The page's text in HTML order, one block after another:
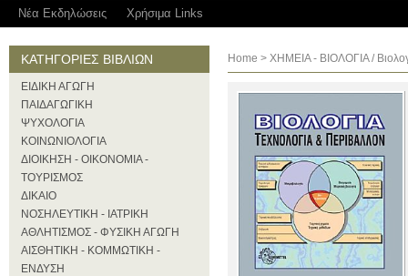
Νέα Eκδηλώσεις Χρήσιμα Links
ΚΑΤΗΓΟΡΙΕΣ ΒΙΒΛΙΩΝ
ΕΙΔΙΚΗ ΑΓΩΓΗ
ΠΑΙΔΑΓΩΓΙΚΗ
ΨΥΧΟΛΟΓΙΑ
ΚΟΙΝΩΝΙΟΛΟΓΙΑ
ΔΙΟΙΚΗΣΗ - ΟΙΚΟΝΟΜΙΑ -
ΤΟΥΡΙΣΜΟΣ
ΔΙΚΑΙΟ
ΝΟΣΗΛΕΥΤΙΚΗ - ΙΑΤΡΙΚΗ
ΑΘΛΗΤΙΣΜΟΣ - ΦΥΣΙΚΗ ΑΓΩΓΗ
ΑΙΣΘΗΤΙΚΗ - ΚΟΜΜΩΤΙΚΗ -
ΕΝΔΥΣΗ
Home > ΧΗΜΕΙΑ - ΒΙΟΛΟΓΙΑ/